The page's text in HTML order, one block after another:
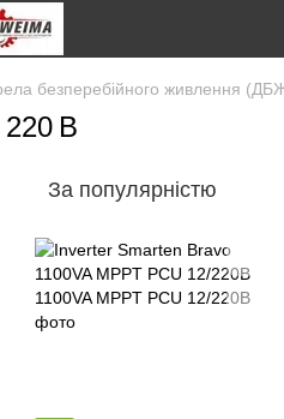
безперебійного живлення
В
За популярністю